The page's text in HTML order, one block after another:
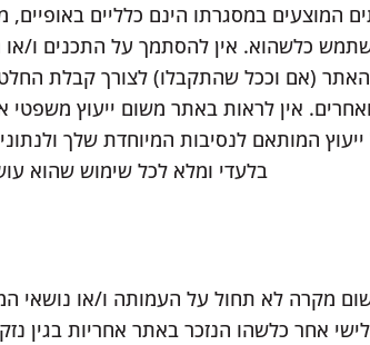
המוצעים במסגרתו הינם כלליים באופיים,
כלשהוא. אין להסתמך על התכנים ו/או
(אם וככל שהתקבלו) לצורך קבלת
אין לראות באתר משום ייעוץ
המותאם לנסיבות המיוחדת שלך
בלעדי ומלא לכל שימוש שהוא
מקרה לא תחול על העמותה ו/או נושאי
אחר כלשהו הנזכר באתר אחריות בגין